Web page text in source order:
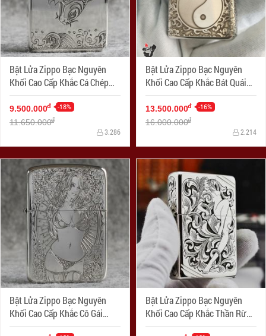
Bật Lửa Zippo Bạc Nguyên
Khối Cao Cấp Khắc Cá Chép
Hóa Rồng Bản 1941
9.500.000đ -18%
11.650.000đ
3.286
Bật Lửa Zippo Bạc Nguyên
Khối Cao Cấp Khắc Bát Quái
Âm Dương Armor
13.500.000đ -16%
16.000.000đ
2.214
Bật Lửa Zippo Bạc Nguyên
Khối Cao Cấp Khắc Cô Gái
Sexy Và Đâu Lâu Phiên Bản
Bật Lửa Zippo Bạc Nguyên
Khối Cao Cấp Khắc Thần Rừng
Bản Chém Góc